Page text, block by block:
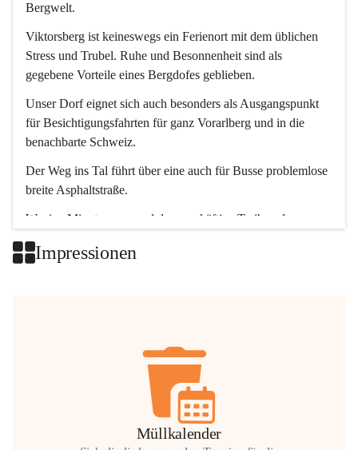
Bergwelt.
Viktorsberg ist keineswegs ein Ferienort mit dem üblichen
Stress und Trubel. Ruhe und Besonnenheit sind als
gegebene Vorteile eines Bergdofes geblieben.
Unser Dorf eignet sich auch besonders als Ausgangspunkt
für Besichtigungsfahrten für ganz Vorarlberg und in die
benachbarte Schweiz.
Der Weg ins Tal führt über eine auch für Busse problemlose
breite Asphaltstraße.
Wenige Minuten nur, und das geschäftige Treiben der
Impressionen
Müllkalender